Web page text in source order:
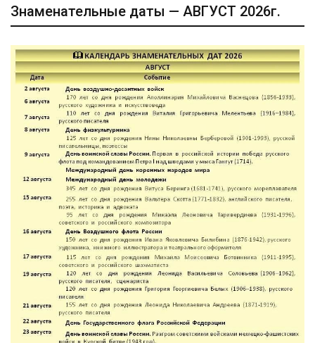
Знаменательные даты — АВГУСТ 2026г.